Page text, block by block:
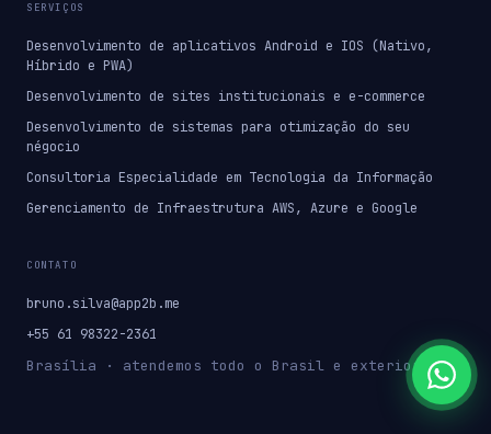
SERVIÇOS
Desenvolvimento de aplicativos Android e IOS (Nativo,
Híbrido e PWA)
Desenvolvimento de sites institucionais e e-commerce
Desenvolvimento de sistemas para otimização do seu
négocio
Consultoria Especialidade em Tecnologia da Informação
Gerenciamento de Infraestrutura AWS, Azure e Google
CONTATO
bruno.silva@app2b.me
+55 61 98322-2361
Brasília · atendemos todo o Brasil e exterior